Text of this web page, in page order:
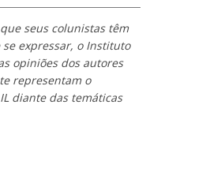
seus colunistas têm
expressar, o Instituto
opiniões dos autores
representam o
diante das temáticas